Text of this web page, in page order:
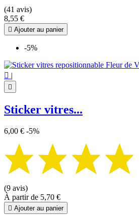
(41 avis)
8,55 €
 Ajouter au panier
-5%
 |

Sticker vitres...
6,00 € -5%
(9 avis)
À partir de 5,70 €
 Ajouter au panier